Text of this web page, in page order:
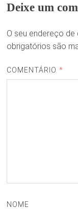
Deixe um
O seu endereço de
obrigatórios são
COMENTÁRIO *
NOME